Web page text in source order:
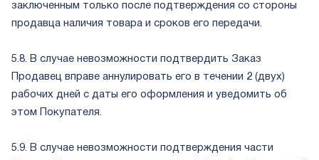
заключенным только после подтверждения со стороны
продавца наличия товара и сроков его передачи.
5.8. В случае невозможности подтвердить Заказ
Продавец вправе аннулировать его в течении 2 (двух)
рабочих дней с даты его оформления и уведомить об
этом Покупателя.
5.9. В случае невозможности подтверждения части